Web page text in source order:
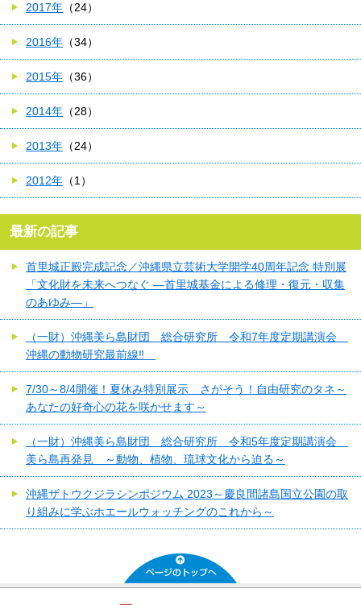
2017年 （24）
2016年 （34）
2015年 （36）
2014年 （28）
2013年 （24）
2012年 （1）
最新の記事
首里城正殿完成記念／沖縄県立芸術大学開学40周年記念 特別展
「文化財を未来へつなぐ ―首里城基金による修理・復元・収集
のあゆみ―」
（一財）沖縄美ら島財団 総合研究所 令和7年度定期講演会
沖縄の動物研究最前線‼
7/30～8/4開催！夏休み特別展示 さがそう！自由研究のタネ～
あなたの好奇心の花を咲かせます～
（一財）沖縄美ら島財団 総合研究所 令和5年度定期講演会
美ら島再発見 ～動物、植物、琉球文化から迫る～
沖縄ザトウクジラシンポジウム 2023～慶良間諸島国立公園の取
り組みに学ぶホエールウォッチングのこれから～